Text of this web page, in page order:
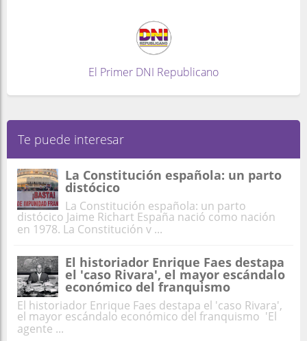
El Primer DNI Republicano
Te puede interesar
La Constitución española: un parto
distócico
La Constitución española: un parto
distócico Jaime Richart España nació como nación
en 1978. La Constitución v ...
El historiador Enrique Faes destapa
el 'caso Rivara', el mayor escándalo
económico del franquismo
El historiador Enrique Faes destapa el 'caso Rivara',
el mayor escándalo económico del franquismo 'El
agente ...